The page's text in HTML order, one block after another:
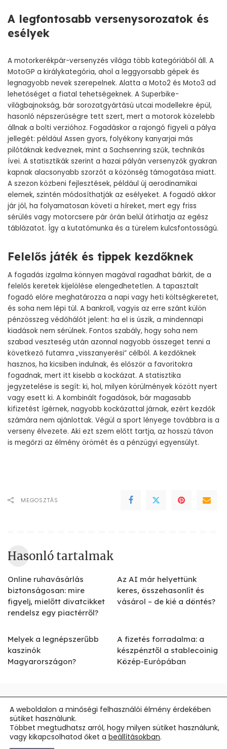
A legfontosabb versenysorozatok és
esélyek
A motorkerékpár-versenyzés világa több kategóriából áll. A
MotoGP a királykategória, ahol a leggyorsabb gépek és
legnagyobb nevek szerepelnek. Alatta a Moto2 és Moto3 ad
lehetőséget a fiatal tehetségeknek. A Superbike-
világbajnokság, bár sorozatgyártású utcai modellekre épül,
hasonló népszerűségre tett szert, mert a motorok közelebb
állnak a bolti verzióhoz. Fogadáskor a rajongó figyeli a pálya
jellegét: például Assen gyors, folyékony kanyarjai más
pilótáknak kedveznek, mint a Sachsenring szűk, technikás
ívei. A statisztikák szerint a hazai pályán versenyzők gyakran
kapnak alacsonyabb szorzót a közönség támogatása miatt.
A szezon közbeni fejlesztések, például új aerodinamikai
elemek, szintén módosíthatják az esélyeket. A fogadó akkor
jár jól, ha folyamatosan követi a híreket, mert egy friss
sérülés vagy motorcsere pár órán belül átírhatja az egész
táblázatot. Így a kutatómunka és a türelem kulcsfontosságú.
Felelős játék és tippek kezdőknek
A fogadás izgalma könnyen magával ragadhat bárkit, de a
felelős keretek kijelölése elengedhetetlen. A tapasztalt
fogadó előre meghatározza a napi vagy heti költségkeretet,
és soha nem lépi túl. A bankroll, vagyis az erre szánt külön
pénzösszeg védőhálót jelent: ha el is úszik, a mindennapi
kiadások nem sérülnek. Fontos szabály, hogy soha nem
szabad veszteség után azonnal nagyobb összeget tenni a
következő futamra „visszanyerési” célból. A kezdőknek
hasznos, ha kicsiben indulnak, és először a favoritokra
fogadnak, mert itt kisebb a kockázat. A statisztika
jegyzetelése is segít: ki, hol, milyen körülmények között nyert
vagy esett ki. A kombinált fogadások, bár magasabb
kifizetést ígérnek, nagyobb kockázattal járnak, ezért kezdők
számára nem ajánlottak. Végül a sport lényege továbbra is a
verseny élvezete. Aki ezt szem előtt tartja, az hosszú távon
is megőrzi az élmény örömét és a pénzügyi egyensúlyt.
MEGOSZTÁS
Hasonló tartalmak
Online ruhavásárlás
biztonságosan: mire
figyelj, mielőtt divatcikket
rendelsz egy piactérről?
Az AI már helyettünk
keres, összehasonlít és
vásárol – de kié a döntés?
Melyek a legnépszerűbb
kaszinók
Magyarországon?
A fizetés forradalma: a
készpénztől a stablecoinig
Közép-Európában
Impresszum
Általános Szerződési Feltételek
A weboldalon a minőségi felhasználói élmény érdekében
sütiket használunk.
Többet megtudhatsz arról, hogy milyen sütiket használunk,
vagy kikapcsolhatod őket a beállításokban.